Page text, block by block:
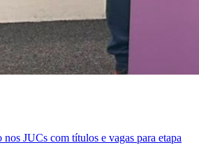
JUCs com títulos e vagas para etapa